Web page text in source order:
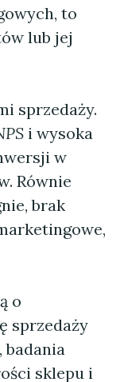
to
lub jej
sprzedaży.
i wysoka
w
Równie
brak
o
sprzedaży
badania
sklepu i